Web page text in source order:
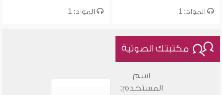
المواد: 1 المواد: 1
مكتبتك الصوتية
اسم
المستخدم: